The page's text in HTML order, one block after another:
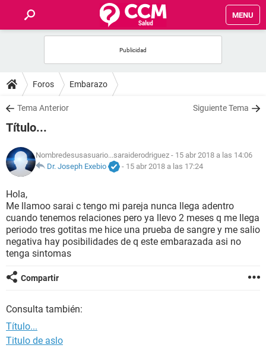
MENU
FOROS
SALUD
NUTRICIÓN
BIENESTAR
SEXUALIDAD
GLOSARIO
Foros Embarazo
Tema Anterior Siguiente Tema
Título...
Nombredesusasuario...saraiderodriguez - 15 abr 2018 a las 14:06
Dr. Joseph Exebio
- 15 abr 2018 a las 17:24
Hola,
Me llamoo sarai c tengo mi pareja nunca llega adentro
cuando tenemos relaciones pero ya llevo 2 meses q me llega
periodo tres gotitas me hice una prueba de sangre y me salio
negativa hay posibilidades de q este embarazada asi no
tenga sintomas
Compartir
Consulta también:
Título...
Titulo de aslo